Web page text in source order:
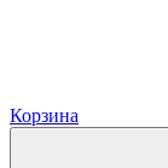
Корзина